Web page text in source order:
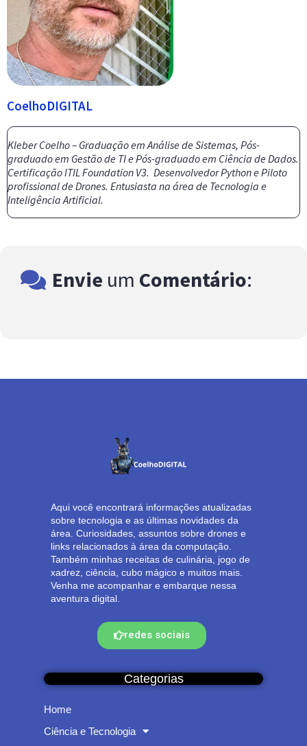
CoelhoDIGITAL
Kleber Coelho – Graduação em Análise de Sistemas, Pós-
graduado em Gestão de TI e Pós-graduado em Ciência de Dados.
Certificação ITIL Foundation V3. Desenvolvedor Python e Piloto
profissional de Drones. Entusiasta na área de Tecnologia e
Inteligência Artificial.
Envie um Comentário:
Aqui você encontrará informações atualizadas
sobre tecnologia e as últimas novidades da
área. Curiosidades, assuntos sobre drones e
links relacionados à área da computação.
Também minhas receitas de culinária, jogo de
xadrez, ciência, cubo mágico e muitos mais.
Venha me acompanhar e embarque nessa
aventura digital.
redes sociais
Categorias
Home
Ciência e Tecnologia